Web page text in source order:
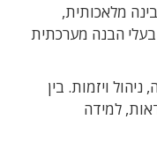
מלאכותית,
בעלי הבנה מערכתית
ויזמות. בין
למידה